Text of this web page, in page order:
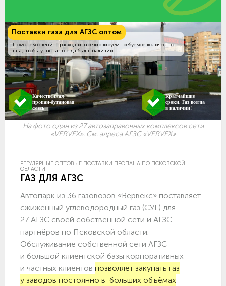
Поставки газа для АГЗС оптом
Поможем оценить расход и зарезирвируем требуемое количество
газа, чтобы у вас газ всегда был в наличии.
Качественная
пропан-бутановая
смесь
Кратчайшие
сроки. Газ всегда
в наличии!
На фото один из 27 автозаправочных комплексов сети
«VERVEX». См. адреса АГЗС «VERVEX»
РЕГУЛЯРНЫЕ ОПТОВЫЕ ПОСТАВКИ ПРОПАНА ПО ПСКОВСКОЙ
ОБЛАСТИ
ГАЗ ДЛЯ АГЗС
Автопарк из 36 газовозов «Вервекс» поставляет
сжиженный углеводородный газ (СУГ) для
27 АГЗС своей собственной сети и АГЗС
партнёров по Псковской области.
Обслуживание собственной сети АГЗС
и большой клиентской базы корпоративных
и частных клиентов позволяет закупать газ
у заводов постоянно в больших объёмах